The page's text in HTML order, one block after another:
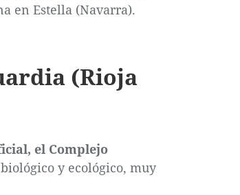
en Estella (Navarra).
(Rioja
el Complejo
y ecológico, muy